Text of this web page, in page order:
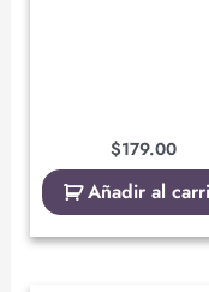
$179.00
Añadir al